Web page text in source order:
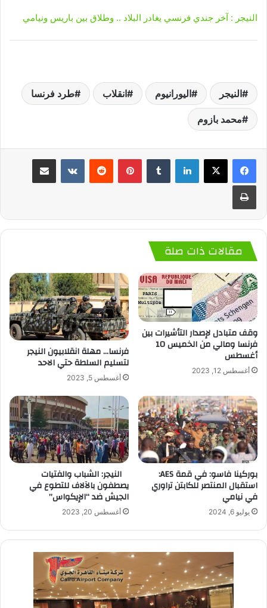
النيجر : آخر جندي فرنسي يغادر البلاد .. وطلاق بين باريس ونيامي
النيجر اليورانيوم انقلاب طرد فرنسا
محمد بازوم
لينكدإن بينتيريست
مقالات ذات صلة
وقف متبادل لإصدار التأشيرات بين
فرنسا ومالي من الخميس 10
أغسطس
أغسطس 12, 2023
فرنسا… مهلة انقلابيون النيجر
لتسليم السلطة حتي الاحد
أغسطس 5, 2023
بوركينا فاسو: في قمة AES:
استقبال المنتصر للكابتن تراوري
في نيامي
يوليو 6, 2024
النيجر: الشباب والفتيات
يصطفون بالآلاف للتطوع في
الجيش ضد “الإيكواس”
أغسطس 20, 2023